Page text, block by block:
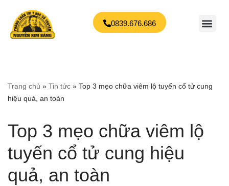
Chuyển
tới
0839.676.686
Trang chủ » Tin tức » Top 3 mẹo chữa viêm lộ tuyến cổ tử cung
hiệu quả, an toàn
Top 3 mẹo chữa viêm lộ
tuyến cổ tử cung hiệu
quả, an toàn